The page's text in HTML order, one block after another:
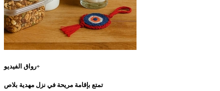
رواق الفيديو+
تمتع بإقامة مريحة في نزل مهدية بلاص